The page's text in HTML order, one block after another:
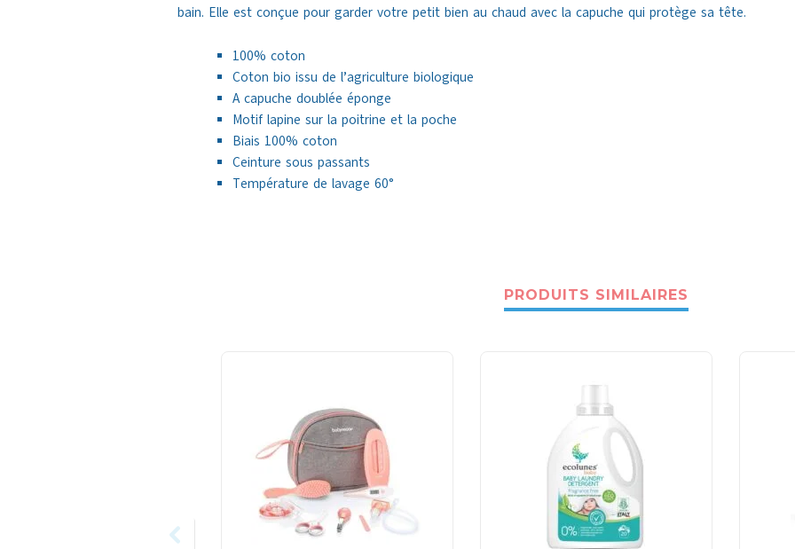
bain. Elle est conçue pour garder votre petit bien au chaud avec la capuche qui protège sa tête.
100% coton
Coton bio issu de l’agriculture biologique
A capuche doublée éponge
Motif lapine sur la poitrine et la poche
Biais 100% coton
Ceinture sous passants
Température de lavage 60°
PRODUITS SIMILAIRES